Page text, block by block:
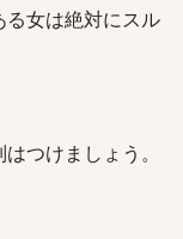
女は絶対にスル
つけましょう。